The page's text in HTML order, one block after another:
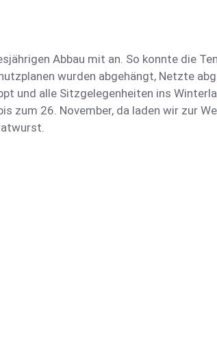
Abbau mit an. So konnte die
wurden abgehängt, Netzte
und alle Sitzgelegenheiten ins
zum 26. November, da laden wir zur